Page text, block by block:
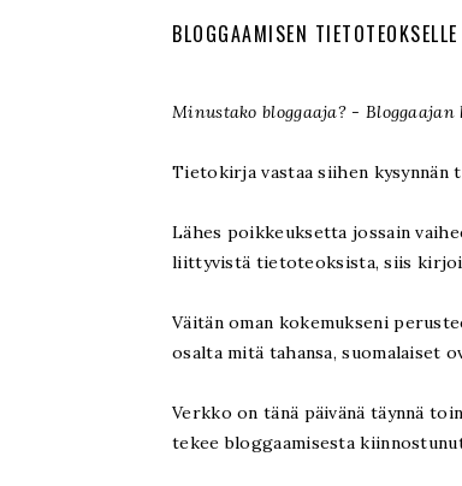
BLOGGAAMISEN
Minustako bloggaaja? -
Tietokirja vastaa siihen kysynnän
Lähes poikkeuksetta jossain
liittyvistä tietoteoksista, siis
Väitän oman kokemukseni
osalta mitä tahansa, suomalaiset
Verkko on tänä päivänä täynnä
tekee bloggaamisesta